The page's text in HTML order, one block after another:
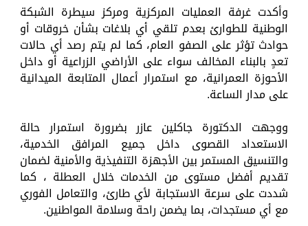
وأكدت غرفة العمليات المركزية ومركز سيطرة الشبكة
الوطنية للطوارئ بعدم تلقي أي بلاغات بشأن خروقات أو
حوادث تؤثر على الصفو العام، كما لم يتم رصد أي حالات
تعدٍ بالبناء المخالف سواء على الأراضي الزراعية أو داخل
الأحوزة العمرانية، مع استمرار أعمال المتابعة الميدانية
على مدار الساعة.
ووجهت الدكتورة جاكلين عازر بضرورة استمرار حالة
الاستعداد القصوى داخل جميع المرافق الخدمية،
والتنسيق المستمر بين الأجهزة التنفيذية والأمنية لضمان
تقديم أفضل مستوى من الخدمات خلال العطلة ، كما
شددت على سرعة الاستجابة لأي طارئ، والتعامل الفوري
مع أي مستجدات، بما يضمن راحة وسلامة المواطنين.